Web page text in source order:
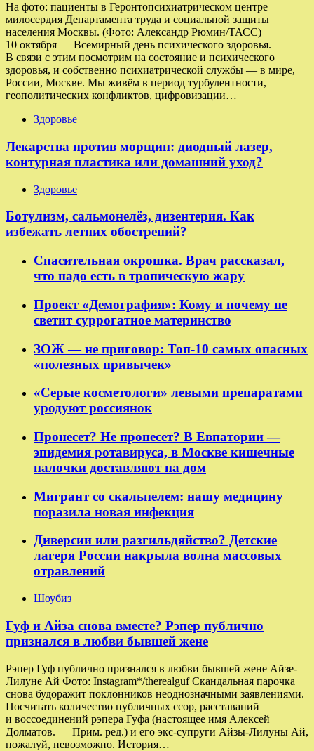
На фото: пациенты в Геронтопсихиатрическом центре
милосердия Департамента труда и социальной защиты
населения Москвы. (Фото: Александр Рюмин/ТАСС)
10 октября — Всемирный день психического здоровья.
В связи с этим посмотрим на состояние и психического
здоровья, и собственно психиатрической службы — в мире,
России, Москве. Мы живём в период турбулентности,
геополитических конфликтов, цифровизации…
Здоровье
Лекарства против морщин: диодный лазер,
контурная пластика или домашний уход?
Здоровье
Ботулизм, сальмонелёз, дизентерия. Как
избежать летних обострений?
Спасительная окрошка. Врач рассказал,
что надо есть в тропическую жару
Проект «Демография»: Кому и почему не
светит суррогатное материнство
ЗОЖ — не приговор: Топ-10 самых опасных
«полезных привычек»
«Серые косметологи» левыми препаратами
уродуют россиянок
Пронесет? Не пронесет? В Евпатории —
эпидемия ротавируса, в Москве кишечные
палочки доставляют на дом
Мигрант со скальпелем: нашу медицину
поразила новая инфекция
Диверсии или разгильдяйство? Детские
лагеря России накрыла волна массовых
отравлений
Шоубиз
Гуф и Айза снова вместе? Рэпер публично
признался в любви бывшей жене
Рэпер Гуф публично признался в любви бывшей жене Айзе-
Лилуне Ай Фото: Instagram*/therealguf Скандальная парочка
снова будоражит поклонников неоднозначными заявлениями.
Посчитать количество публичных ссор, расставаний
и воссоединений рэпера Гуфа (настоящее имя Алексей
Долматов. — Прим. ред.) и его экс-супруги Айзы-Лилуны Ай,
пожалуй, невозможно. История…